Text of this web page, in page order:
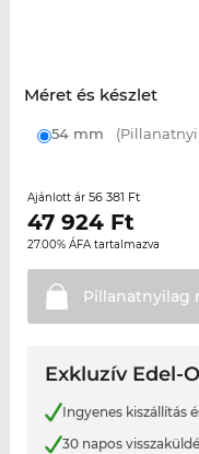
Méret és készlet
54 mm
Ajánlott ár 56 381 Ft
47 924Ft
27.00% ÁFA tartalmazva
Pillanatnyilag
Exkluzív Edel-
Ingyenes kiszállítás
30 napos